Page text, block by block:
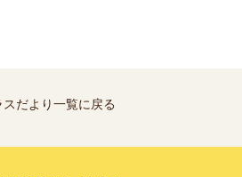
だより一覧に戻る